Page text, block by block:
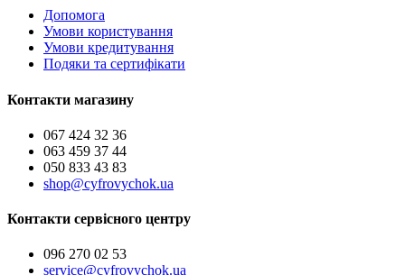
Допомога
Умови користування
Умови кредитування
Подяки та сертифікати
Контакти магазину
067 424 32 36
063 459 37 44
050 833 43 83
shop@cyfrovychok.ua
Контакти сервісного центру
096 270 02 53
service@cyfrovychok.ua